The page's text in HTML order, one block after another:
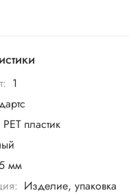
1
PET пластик
мм
Изделие, упаковка